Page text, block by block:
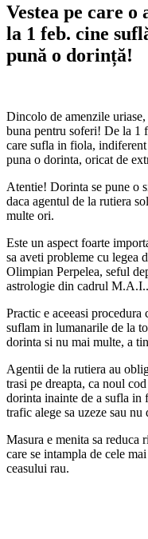
Vestea pe care
la 1 feb. cine
pună o dorință!
Dincolo de amenzile
buna pentru soferi! De la 1
care sufla in fiola, indiferent
puna o dorinta, oricat de
Atentie! Dorinta se pune o
daca agentul de la rutiera
multe ori.
Este un aspect foarte
sa aveti probleme cu legea
Olimpian Perpelea, seful
astrologie din cadrul M.A.I..
Practic e aceeasi procedura
suflam in lumanarile de la
dorinta si nu mai multe, a
Agentii de la rutiera au
trasi pe dreapta, ca noul
dorinta inainte de a sufla in
trafic alege sa uzeze sau nu
Masura e menita sa reduca
care se intampla de cele
ceasului rau.